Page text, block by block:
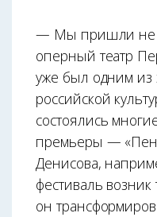
— Мы пришли не
оперный театр
уже был одним из
российской
состоялись
премьеры —
Денисова,
фестиваль
он